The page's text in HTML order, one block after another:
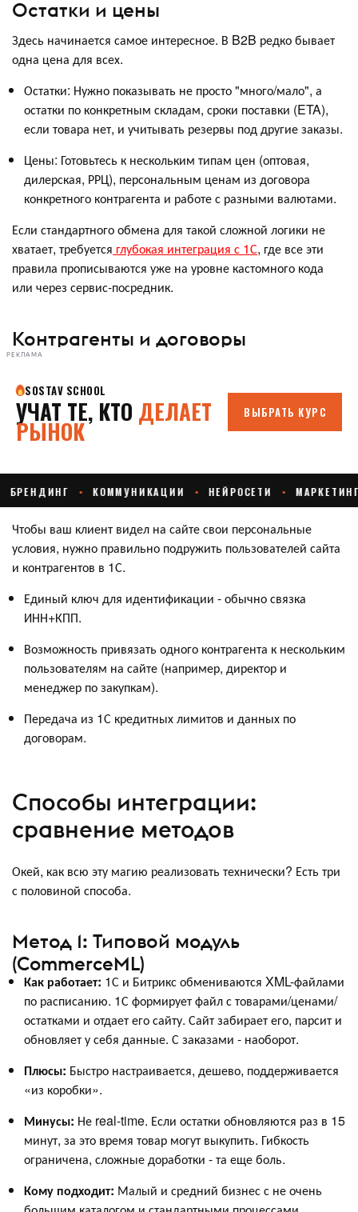
Остатки и цены
Здесь начинается самое интересное. В B2B редко бывает
одна цена для всех.
Остатки: Нужно показывать не просто "много/мало", а
остатки по конкретным складам, сроки поставки (ETA),
если товара нет, и учитывать резервы под другие заказы.
Цены: Готовьтесь к нескольким типам цен (оптовая,
дилерская, РРЦ), персональным ценам из договора
конкретного контрагента и работе с разными валютами.
Если стандартного обмена для такой сложной логики не
хватает, требуется глубокая интеграция с 1С, где все эти
правила прописываются уже на уровне кастомного кода
или через сервис-посредник.
Контрагенты и договоры
РЕКЛАМА
Чтобы ваш клиент видел на сайте свои персональные
условия, нужно правильно подружить пользователей сайта
и контрагентов в 1С.
Единый ключ для идентификации - обычно связка
ИНН+КПП.
Возможность привязать одного контрагента к нескольким
пользователям на сайте (например, директор и
менеджер по закупкам).
Передача из 1С кредитных лимитов и данных по
договорам.
Способы интеграции:
сравнение методов
Окей, как всю эту магию реализовать технически? Есть три
с половиной способа.
Метод 1: Типовой модуль
(CommerceML)
Как работает: 1С и Битрикс обмениваются XML-файлами
по расписанию. 1С формирует файл с товарами/ценами/
остатками и отдает его сайту. Сайт забирает его, парсит и
обновляет у себя данные. С заказами - наоборот.
Плюсы: Быстро настраивается, дешево, поддерживается
«из коробки».
Минусы: Не real-time. Если остатки обновляются раз в 15
минут, за это время товар могут выкупить. Гибкость
ограничена, сложные доработки - та еще боль.
Кому подходит: Малый и средний бизнес с не очень